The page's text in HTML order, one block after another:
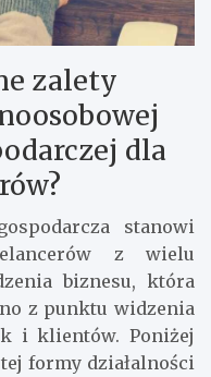
zalety
dla
stanowi
z wielu
biznesu, która
z punktu widzenia
i klientów. Poniżej
formy działalności